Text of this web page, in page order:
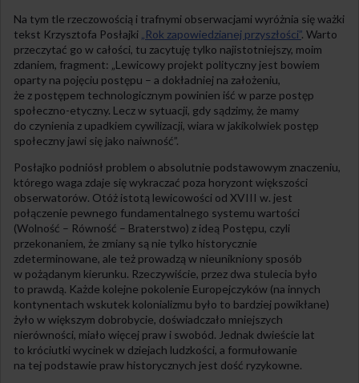
Na tym tle rzeczowością i trafnymi obserwacjami wyróżnia się ważki
tekst Krzysztofa Posłajki „Rok zapowiedzianej przyszłości”. Warto
przeczytać go w całości, tu zacytuję tylko najistotniejszy, moim
zdaniem, fragment: „Lewicowy projekt polityczny jest bowiem
oparty na pojęciu postępu – a dokładniej na założeniu,
że z postępem technologicznym powinien iść w parze postęp
społeczno-etyczny. Lecz w sytuacji, gdy sądzimy, że mamy
do czynienia z upadkiem cywilizacji, wiara w jakikolwiek postęp
społeczny jawi się jako naiwność”.
Posłajko podniósł problem o absolutnie podstawowym znaczeniu,
którego waga zdaje się wykraczać poza horyzont większości
obserwatorów. Otóż istotą lewicowości od XVIII w. jest
połączenie pewnego fundamentalnego systemu wartości
(Wolność – Równość – Braterstwo) z ideą Postępu, czyli
przekonaniem, że zmiany są nie tylko historycznie
zdeterminowane, ale też prowadzą w nieunikniony sposób
w pożądanym kierunku. Rzeczywiście, przez dwa stulecia było
to prawdą. Każde kolejne pokolenie Europejczyków (na innych
kontynentach wskutek kolonializmu było to bardziej powikłane)
żyło w większym dobrobycie, doświadczało mniejszych
nierówności, miało więcej praw i swobód. Jednak dwieście lat
to króciutki wycinek w dziejach ludzkości, a formułowanie
na tej podstawie praw historycznych jest dość ryzykowne.